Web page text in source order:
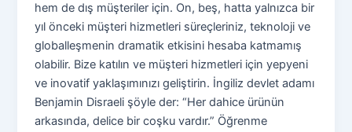
hem de dış müşteriler için. On, beş, hatta yalnızca bir
yıl önceki müşteri hizmetleri süreçleriniz, teknoloji ve
globalleşmenin dramatik etkisini hesaba katmamış
olabilir. Bize katılın ve müşteri hizmetleri için yepyeni
ve inovatif yaklaşımınızı geliştirin. İngiliz devlet adamı
Benjamin Disraeli şöyle der: “Her dahice ürünün
arkasında, delice bir coşku vardır.” Öğrenme